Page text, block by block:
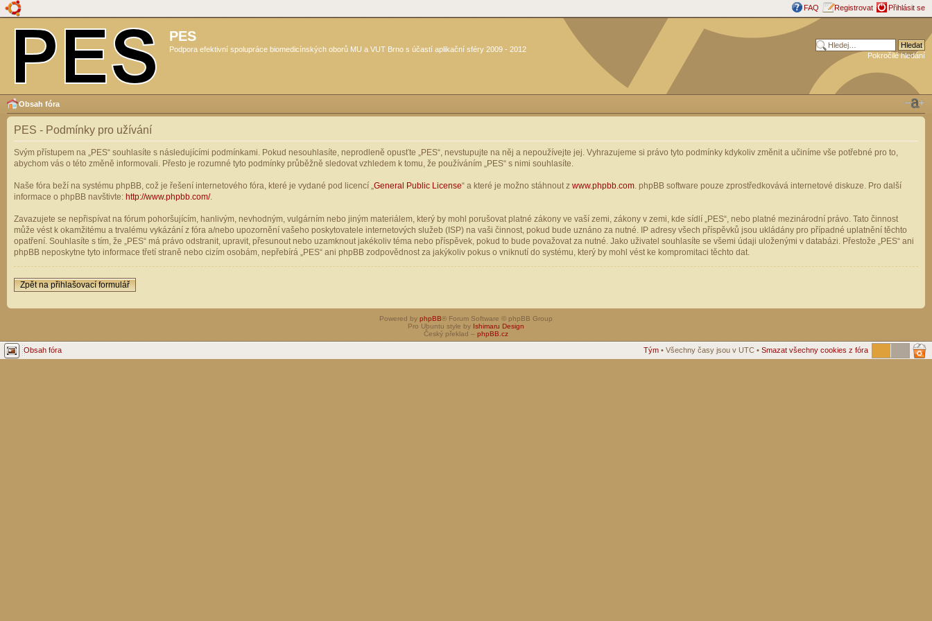
FAQ Registrovat Přihlásit se
PES
Podpora efektivní spolupráce biomedicínských oborů MU a VUT Brno s účastí aplikační sféry 2009 - 2012
Pokročilé hledání
Obsah fóra
PES - Podmínky pro užívání
Svým přístupem na „PES“ souhlasíte s následujícími podmínkami. Pokud nesouhlasíte, neprodleně opusťte „PES“, nevstupujte na něj a nepoužívejte jej. Vyhrazujeme si právo tyto podmínky kdykoliv změnit a učiníme vše potřebné pro to,
abychom vás o této změně informovali. Přesto je rozumné tyto podmínky průběžně sledovat vzhledem k tomu, že používáním „PES“ s nimi souhlasíte.
Naše fóra beží na systému phpBB, což je řešení internetového fóra, které je vydané pod licencí „General Public License“ a které je možno stáhnout z www.phpbb.com. phpBB software pouze zprostředkovává internetové diskuze. Pro další
informace o phpBB navštivte: http://www.phpbb.com/.
Zavazujete se nepřispívat na fórum pohoršujícím, hanlivým, nevhodným, vulgárním nebo jiným materiálem, který by mohl porušovat platné zákony ve vaší zemi, zákony v zemi, kde sídlí „PES“, nebo platné mezinárodní právo. Tato činnost
může vést k okamžitému a trvalému vykázání z fóra a/nebo upozornění vašeho poskytovatele internetových služeb (ISP) na vaši činnost, pokud bude uznáno za nutné. IP adresy všech příspěvků jsou ukládány pro případné uplatnění těchto
opatření. Souhlasíte s tím, že „PES“ má právo odstranit, upravit, přesunout nebo uzamknout jakékoliv téma nebo příspěvek, pokud to bude považovat za nutné. Jako uživatel souhlasíte se všemi údaji uloženými v databázi. Přestože „PES“ ani
phpBB neposkytne tyto informace třetí straně nebo cizím osobám, nepřebírá „PES“ ani phpBB zodpovědnost za jakýkoliv pokus o vniknutí do systému, který by mohl vést ke kompromitaci těchto dat.
Zpět na přihlašovací formulář
Powered by phpBB® Forum Software © phpBB Group
Pro Ubuntu style by Ishimaru Design
Český překlad – phpBB.cz
Obsah fóra Tým • Všechny časy jsou v UTC • Smazat všechny cookies z fóra